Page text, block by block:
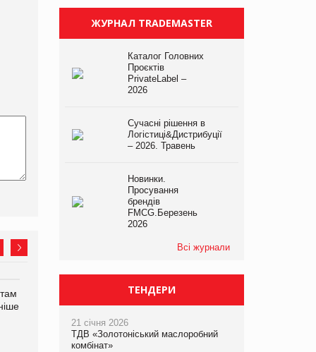
У Євросоюзі набули
чинності нові правила
щодо штучного інтелекту
вимагає від Google
трлн рекламних показів
ЖУРНАЛ TRADEMASTER
Каталог Головних
Проєктів
PrivateLabel –
2026
Сучасні рішення в
Логістиці&Дистрибуції
– 2026. Травень
Новинки.
Просування
брендів
FMCG.Березень
2026
Всі журнали
ТЕНДЕРИ
21 січня 2026
ТДВ «Золотоніський маслоробний
комбінат»